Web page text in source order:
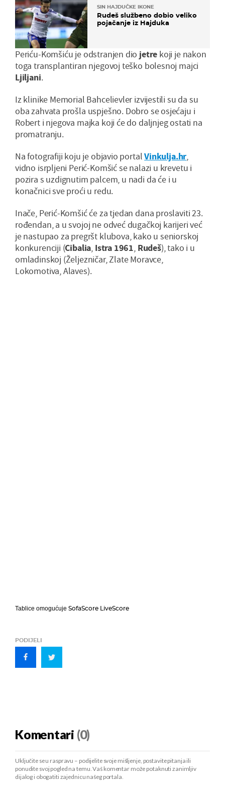
SIN HAJDUČKE IKONE
Rudeš službeno dobio veliko
pojačanje iz Hajduka
Periću-Komšiću je odstranjen dio jetre koji je nakon
toga transplantiran njegovoj teško bolesnoj majci
Ljiljani.
Iz klinike Memorial Bahcelievler izvijestili su da su
oba zahvata prošla uspješno. Dobro se osjećaju i
Robert i njegova majka koji će do daljnjeg ostati na
promatranju.
Na fotografiji koju je objavio portalVinkulja.hr,
vidno isrpljeni Perić-Komšić se nalazi u krevetu i
pozira s uzdignutim palcem, u nadi da će i u
konačnici sve proći u redu.
Inače, Perić-Komšić će za tjedan dana proslaviti 23.
rođendan, a u svojoj ne odveć dugačkoj karijeri već
je nastupao za pregršt klubova, kako u seniorskoj
konkurenciji (Cibalia, Istra 1961, Rudeš), tako i u
omladinskoj (Željezničar, Zlate Moravce,
Lokomotiva, Alaves).
Tablice omogućuje SofaScore LiveScore
PODIJELI
Komentari (0)
Uključite se u raspravu – podijelite svoje mišljenje, postavite pitanja ili
ponudite svoj pogled na temu. Vaš komentar može potaknuti zanimljiv
dijalog i obogatiti zajednicu našeg portala.